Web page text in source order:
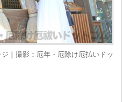
｜撮影：厄年・厄除け厄払いドッ